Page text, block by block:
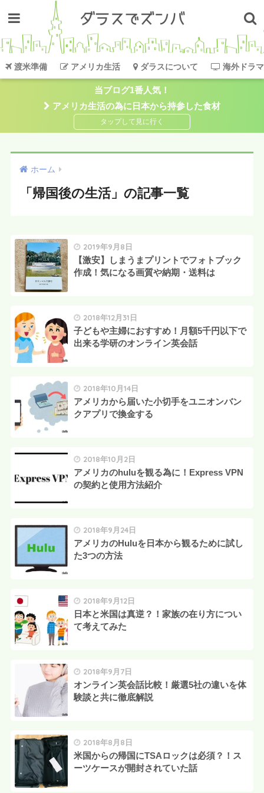
渡米準備 アメリカ生活 ダラスについて 海外ドラ
当ブログ1番人気！
アメリカ生活の為に日本から持参した食材
ホーム
「帰国後の生活」の記事一覧
2019年9月8日
【激安】しまうまプリントでフォトブック
作成！気になる画質や納期・送料は
2018年12月31日
子どもや主婦におすすめ！月額5千円以下で
出来る学研のオンライン英会話
2018年10月14日
アメリカから届いた小切手をユニオンバン
クアプリで換金する
2018年10月2日
アメリカのhuluを観る為に！Express VPN
の契約と使用方法紹介
2018年9月24日
アメリカのHuluを日本から観るために試し
た3つの方法
2018年9月12日
日本と米国は真逆？！家族の在り方につい
て考えてみた
2018年9月7日
オンライン英会話比較！厳選5社の違いを体
験談と共に徹底解説
2018年8月8日
米国からの帰国にTSAロックは必須？！ス
ーツケースが開封されていた話